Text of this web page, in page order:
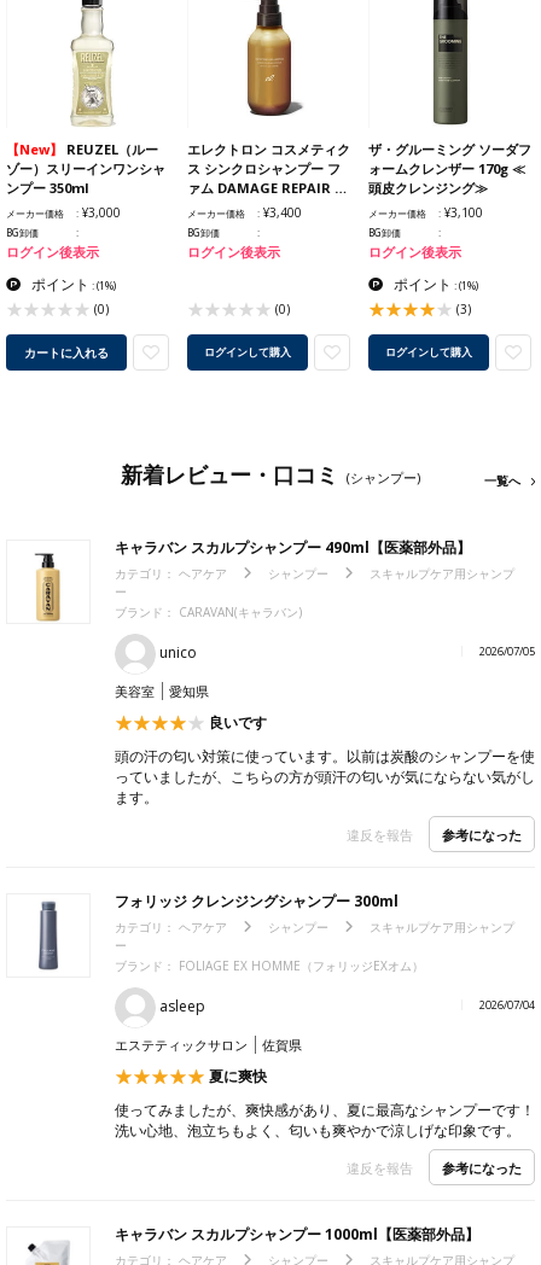
【New】
ゾー）スリーインワンシャ
ンプー 350ml
メーカー価格 ¥3,000
BG卸価
ログイン後表示
ポイント :(1%)
(0)
カートに入れる
エレクトロン コスメティク
ス シンクロシャンプー フ
ァム DAMAGE REPAIR …
メーカー価格 ¥3,400
BG卸価
ログイン後表示
(0)
ログインして購入
ザ・グルーミング ソーダフ
ォームクレンザー 170g ≪
頭皮クレンジング≫
メーカー価格 ¥3,100
BG卸価
ログイン後表示
ポイント :(1%)
(3)
ログインして購入
新着レビュー・口コミ (シャンプー) 一覧へ
キャラバン スカルプシャンプー 490ml【医薬部外品】
カテゴリ： ヘアケア シャンプー
スキャルプケア用シャンプ
ー
ブランド： CARAVAN(キャラバン)
unico 2026/07/05
美容室 愛知県
良いです
頭の汗の匂い対策に使っています。以前は炭酸のシャンプーを使
っていましたが、こちらの方が頭汗の匂いが気にならない気がし
ます。
違反を報告 参考になった
フォリッジ クレンジングシャンプー 300ml
カテゴリ： ヘアケア シャンプー
スキャルプケア用シャンプ
ー
ブランド： FOLIAGE EX HOMME（フォリッジEXオム）
asleep 2026/07/04
エステティックサロン 佐賀県
夏に爽快
使ってみましたが、爽快感があり、夏に最高なシャンプーです！
洗い心地、泡立ちもよく、匂いも爽やかで涼しげな印象です。
違反を報告 参考になった
キャラバン スカルプシャンプー 1000ml【医薬部外品】
カテゴリ： ヘアケア シャンプー スキャルプケア用シャンプ